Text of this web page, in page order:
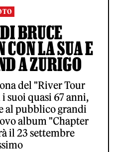
BRUCE
LA SUA E
A ZURIGO
del "River Tour
suoi quasi 67 anni,
al pubblico grandi
album "Chapter
il 23 settembre